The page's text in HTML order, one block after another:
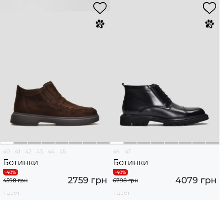
40 41 42 43 44 45
Ботинки
2759 грн
4598 грн
1 цвет
46 47
Ботинки
4079 грн
6798 грн
1 цвет